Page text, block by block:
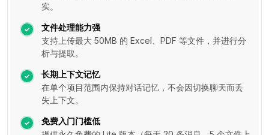
实。
文件处理能力强
支持上传最大 50MB 的 Excel、PDF 等文件，并进行分
析与提取。
长期上下文记忆
在单个项目范围内保持对话记忆，不会因切换聊天而丢
失上下文。
免费入门门槛低